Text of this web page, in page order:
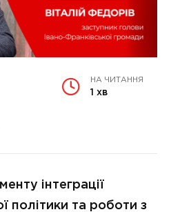
НА ЧИТАННЯ
1 хв
інтеграції
політики та роботи з